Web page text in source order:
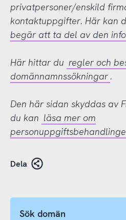
privatpersoner/enskild
kontaktuppgifter. Här kan
begär att ta del av den
Här hittar du regler och
domännamnssökningar .
Den här sidan skyddas av
du kan läsa mer om
Dela
Sök domän